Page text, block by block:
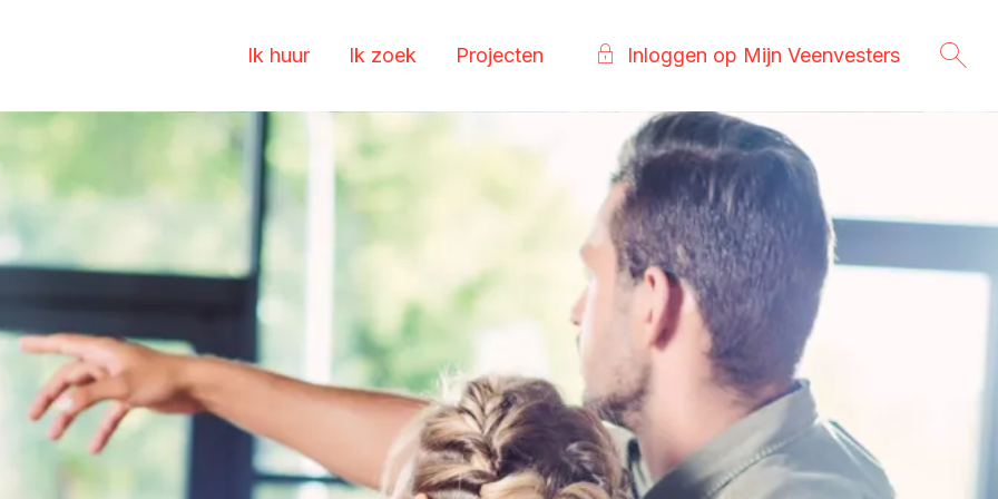
Ik huur Ik zoek Projecten Inloggen op Mijn Veenvesters